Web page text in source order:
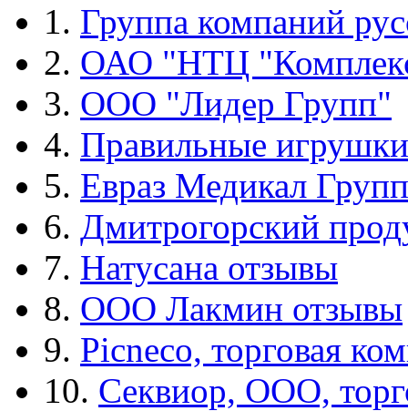
1. Группа компаний
2. ОАО "НТЦ
3. ООО "Лидер Групп"
4. Правильные игрушки
5. Евраз Медикал Групп
6. Дмитрогорский
7. Натусана отзывы
8. ООО Лакмин отзывы
9. Picneco, торговая
10. Секвиор, ООО,